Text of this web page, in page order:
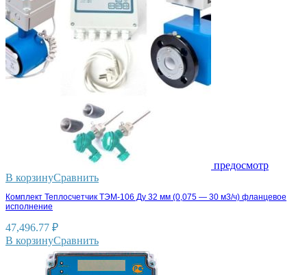
предосмотр
В корзинуСравнить
Комплект Теплосчетчик ТЭМ-106 Ду 32 мм (0,075 — 30 м3/ч) фланцевое
исполнение
47,496.77 ₽
В корзинуСравнить